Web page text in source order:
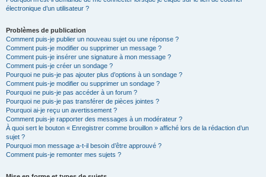
électronique d’un utilisateur ?
Problèmes de publication
Comment puis-je publier un nouveau sujet ou une réponse ?
Comment puis-je modifier ou supprimer un message ?
Comment puis-je insérer une signature à mon message ?
Comment puis-je créer un sondage ?
Pourquoi ne puis-je pas ajouter plus d’options à un sondage ?
Comment puis-je modifier ou supprimer un sondage ?
Pourquoi ne puis-je pas accéder à un forum ?
Pourquoi ne puis-je pas transférer de pièces jointes ?
Pourquoi ai-je reçu un avertissement ?
Comment puis-je rapporter des messages à un modérateur ?
À quoi sert le bouton « Enregistrer comme brouillon » affiché lors de la rédaction d’un
sujet ?
Pourquoi mon message a-t-il besoin d’être approuvé ?
Comment puis-je remonter mes sujets ?